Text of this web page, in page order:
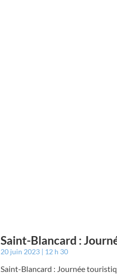
Saint-Blancard :
20 juin 2023 12 h 30
Saint-Blancard : Journée